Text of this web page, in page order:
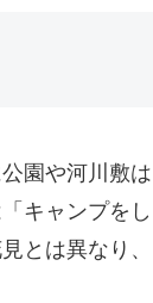
園や河川敷は
キャンプをし
とは異なり、